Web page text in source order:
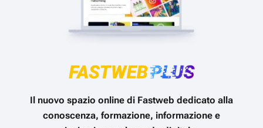
Il nuovo spazio online di Fastweb dedicato alla
conoscenza, formazione, informazione e